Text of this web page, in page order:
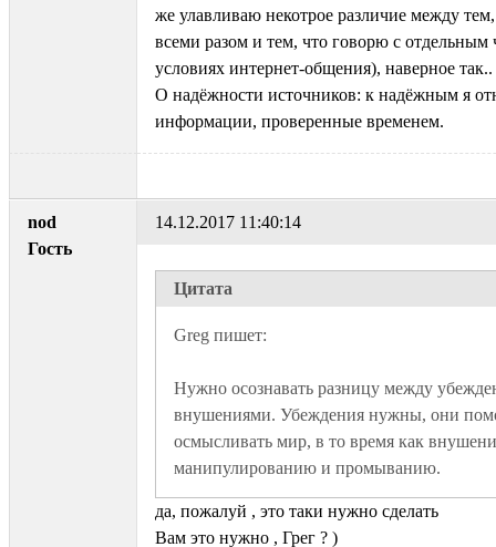
же улавливаю некотрое различие между
всеми разом и тем, что говорю с отдельным
условиях интернет-общения), наверное так..
О надёжности источников: к надёжным я
информации, проверенные временем.
nod
Гость
14.12.2017 11:40:14
Цитата
Нужно осознавать разницу между
внушениями. Убеждения нужны, они
осмысливать мир, в то время как
манипулированию и промыванию.
да, пожалуй , это таки нужно сделать
Вам это нужно , Грег ? )